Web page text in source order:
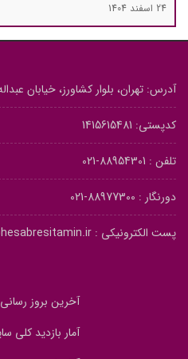
24 اسفند 1404
آدرس: تهران، بلوار کشاورز، خیابان
کدپستی: 1415615481
تلفن : 88954301-021
دورنگار : 88977300-021
پست الکترونیکی :
آخرین بروز رسانی : 1405/
آمار بازدید کلی سایت :